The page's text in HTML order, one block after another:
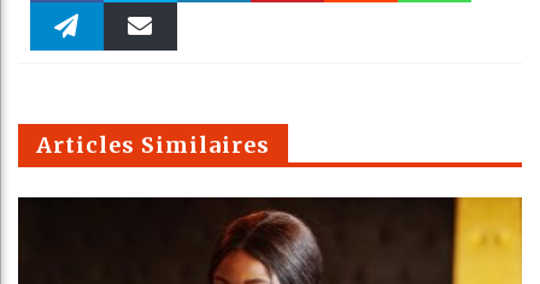
Faceboo Twitter
m
Articles Similaires